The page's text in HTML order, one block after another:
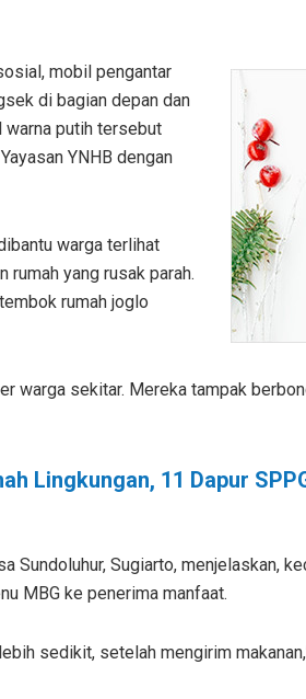
mobil pengantar
di bagian depan dan
warna putih tersebut
YNHB dengan
warga terlihat
rumah yang rusak parah.
rumah joglo
warga sekitar. Mereka tampak
Lingkungan, 11 Dapur
Sundoluhur, Sugiarto, menjelaskan,
MBG ke penerima manfaat.
sedikit, setelah mengirim